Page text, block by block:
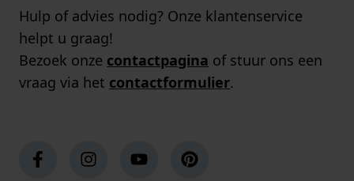
Hulp of advies nodig? Onze klantenservice
helpt u graag!
Bezoek onze contactpagina of stuur ons een
vraag via het contactformulier.